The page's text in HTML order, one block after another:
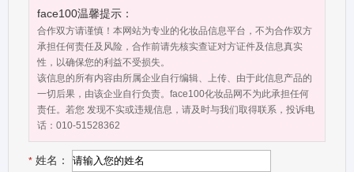
face100温馨提示：
合作双方请谨慎！本网站为专业的化妆品信息平台，不为合作双方
承担任何责任及风险，合作前请先核实查证对方证件及信息真实
性，以确保您的利益不受损失。
该信息的所有内容由所属企业自行编辑、上传、由于此信息产品的
一切后果，由该企业自行负责。face100化妆品网不为此承担任何
责任。若您 发现不实或违规信息，请及时与我们取得联系，投诉电
话：010-51528362
* 姓名：